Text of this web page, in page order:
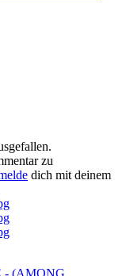
zu
dich mit deinem
- (AMONG